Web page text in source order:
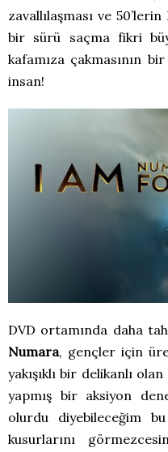
zavallılaşması ve
bir sürü saçma fikri
kafamıza çakmasının
insan!
DVD ortamında daha
Numara, gençler için
yakışıklı bir delikanlı
yapmış bir aksiyon
olurdu diyebileceğim
kusurlarını